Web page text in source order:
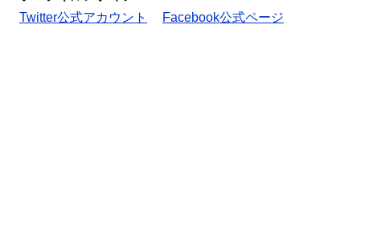
Twitter公式アカウント
Facebook公式ページ